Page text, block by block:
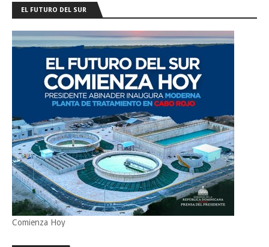
EL FUTURO DEL SUR
Comienza Hoy